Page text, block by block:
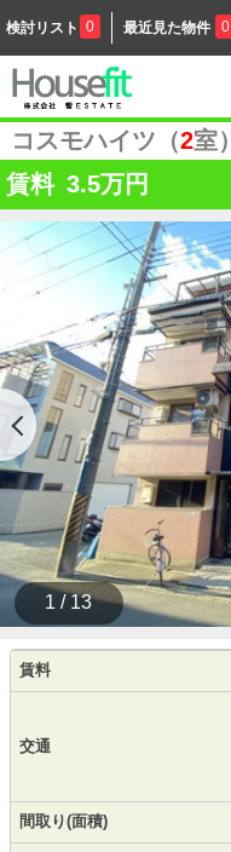
検討リスト 0 最近見た物件 0
コスモハイツ（2室）
賃料 3.5万円
1 / 13
賃料
交通
間取り(面積)